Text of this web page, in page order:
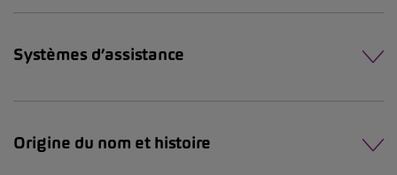
Systèmes d’assistance
Origine du nom et histoire